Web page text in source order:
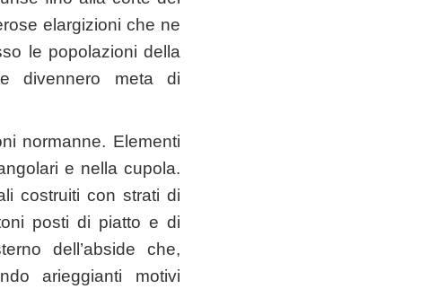
elargizioni che ne
le popolazioni della
divennero meta di
normanne. Elementi
e nella cupola.
costruiti con strati di
posti di piatto e di
dell’abside che,
arieggianti motivi